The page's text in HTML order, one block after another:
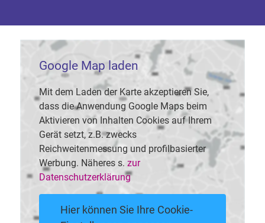
Google Map laden
Mit dem Laden der Karte akzeptieren Sie,
dass die Anwendung Google Maps beim
Aktivieren von Inhalten Cookies auf Ihrem
Gerät setzt, z.B. zwecks
Reichweitenmessung und profilbasierter
Werbung. Näheres s. zur
Datenschutzerklärung
Hier können Sie Ihre Cookie-